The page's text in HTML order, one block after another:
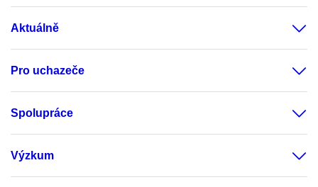
Aktuálně
Pro uchazeče
Spolupráce
Výzkum